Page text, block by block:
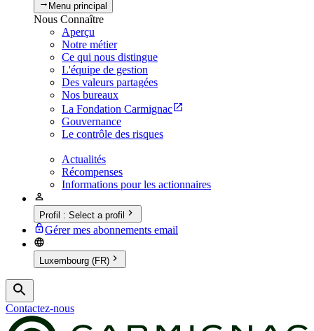
Menu principal
Nous Connaître
Aperçu
Notre métier
Ce qui nous distingue
L'équipe de gestion
Des valeurs partagées
Nos bureaux
La Fondation Carmignac
Gouvernance
Le contrôle des risques
Actualités
Récompenses
Informations pour les actionnaires
Profil : Select a profil
Gérer mes abonnements email
Luxembourg (FR)
Contactez-nous